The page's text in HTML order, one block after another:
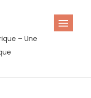
– Une